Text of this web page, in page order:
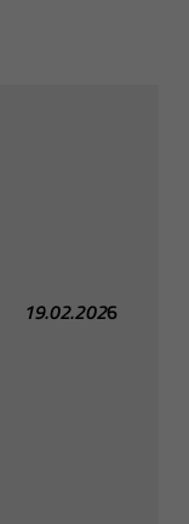
19.02.2026